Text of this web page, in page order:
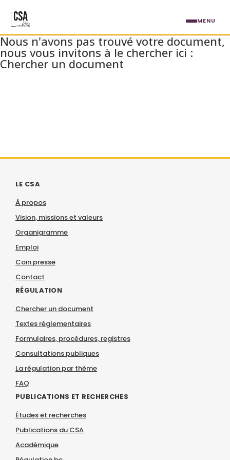
Document
Nous n'avons pas trouvé votre document,
nous vous invitons à le chercher ici :
Chercher un document
LE CSA
À propos
Vision, missions et valeurs
Organigramme
Emploi
Coin presse
Contact
RÉGULATION
Chercher un document
Textes réglementaires
Formulaires, procédures, registres
Consultations publiques
La régulation par thème
FAQ
PUBLICATIONS ET RECHERCHES
Études et recherches
Publications du CSA
Académique
MENU